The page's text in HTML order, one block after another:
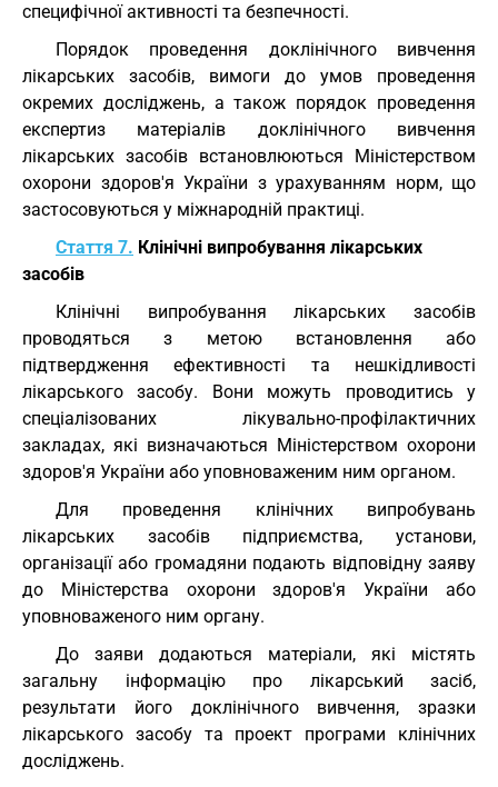
специфічної активності та безпечності.
Порядок проведення доклінічного вивчення
лікарських засобів, вимоги до умов проведення
окремих досліджень, а також порядок проведення
експертиз матеріалів доклінічного вивчення
лікарських засобів встановлюються Міністерством
охорони здоров'я України з урахуванням норм, що
застосовуються у міжнародній практиці.
Стаття 7. Клінічні випробування лікарських
засобів
Клінічні випробування лікарських засобів
проводяться з метою встановлення або
підтвердження ефективності та нешкідливості
лікарського засобу. Вони можуть проводитись у
спеціалізованих лікувально-профілактичних
закладах, які визначаються Міністерством охорони
здоров'я України або уповноваженим ним органом.
Для проведення клінічних випробувань
лікарських засобів підприємства, установи,
організації або громадяни подають відповідну заяву
до Міністерства охорони здоров'я України або
уповноваженого ним органу.
До заяви додаються матеріали, які містять
загальну інформацію про лікарський засіб,
результати його доклінічного вивчення, зразки
лікарського засобу та проект програми клінічних
досліджень.